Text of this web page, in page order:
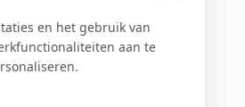
en het gebruik van
aan te